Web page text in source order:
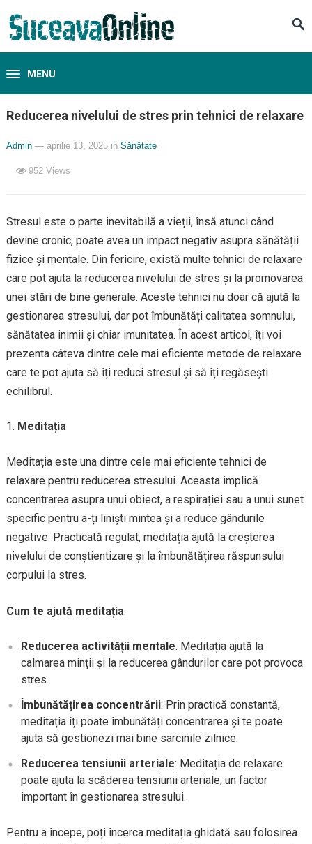
MENU
Reducerea nivelului de stres prin tehnici de relaxare
Admin — aprilie 13, 2025 in Sănătate
952Views
Stresul este o parte inevitabilă a vieții, însă atunci când
devine cronic, poate avea un impact negativ asupra sănătății
fizice și mentale. Din fericire, există multe tehnici de relaxare
care pot ajuta la reducerea nivelului de stres și la promovarea
unei stări de bine generale. Aceste tehnici nu doar că ajută la
gestionarea stresului, dar pot îmbunătăți calitatea somnului,
sănătatea inimii și chiar imunitatea. În acest articol, îți voi
prezenta câteva dintre cele mai eficiente metode de relaxare
care te pot ajuta să îți reduci stresul și să îți regăsești
echilibrul.
Meditația
Meditația este una dintre cele mai eficiente tehnici de
relaxare pentru reducerea stresului. Aceasta implică
concentrarea asupra unui obiect, a respirației sau a unui sunet
specific pentru a-ți liniști mintea și a reduce gândurile
negative. Practicată regulat, meditația ajută la creșterea
nivelului de conștientizare și la îmbunătățirea răspunsului
corpului la stres.
Cum te ajută meditația:
Reducerea activității mentale: Meditația ajută la
calmarea minții și la reducerea gândurilor care pot provoca
stres.
Îmbunătățirea concentrării: Prin practică constantă,
meditația îți poate îmbunătăți concentrarea și te poate
ajuta să gestionezi mai bine sarcinile zilnice.
Reducerea tensiunii arteriale: Meditația de relaxare
poate ajuta la scăderea tensiunii arteriale, un factor
important în gestionarea stresului.
Pentru a începe, poți încerca meditația ghidată sau folosirea